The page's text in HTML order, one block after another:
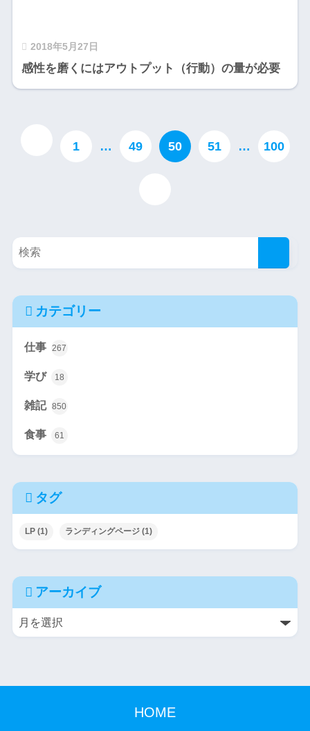
2018年5月27日
感性を磨くにはアウトプット（行動）の量が必要
1 … 49 50 51 … 100
カテゴリー
仕事 267
学び 18
雑記 850
食事 61
タグ
LP(1) ランディングページ(1)
アーカイブ
HOME